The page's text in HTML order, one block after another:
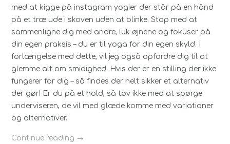
med at kigge på instagram yogier der står på en hånd
på et træ ude i skoven uden at blinke. Stop med at
sammenligne dig med andre, luk øjnene og fokuser på
din egen praksis – du er til yoga for din egen skyld. I
forlængelse med dette, vil jeg også opfordre dig til at
glemme alt om smidighed. Hvis der er en stilling der ikke
fungerer for dig – så findes der helt sikker et alternativ
der gør! Er du på et hold, så tøv ikke med at spørge
underviseren, de vil med glæde komme med variationer
og alternativer.
Continue reading “5
→